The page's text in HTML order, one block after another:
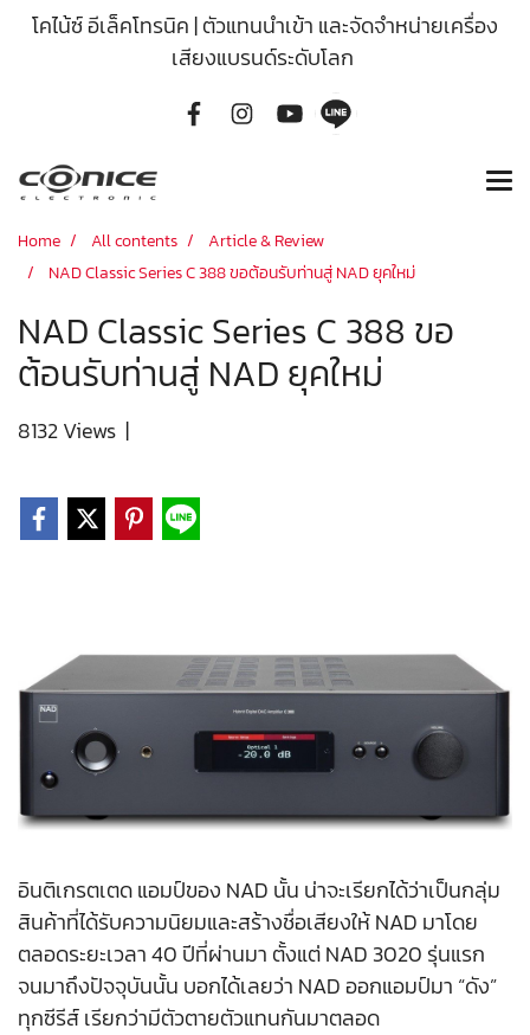
โคไน้ซ์ อีเล็คโทรนิค | ตัวแทนนำเข้า และจัดจำหน่ายเครื่อง
เสียงแบรนด์ระดับโลก
Home All contents
Article & Review
NAD Classic Series C 388 ขอต้อนรับท่านสู่ NAD ยุคใหม่
NAD Classic Series C 388 ขอ
ต้อนรับท่านสู่ NAD ยุคใหม่
8132 Views |
อินติเกรตเตด แอมป์ของ NAD นั้น น่าจะเรียกได้ว่าเป็นกลุ่ม
สินค้าที่ได้รับความนิยมและสร้างชื่อเสียงให้ NAD มาโดย
ตลอดระยะเวลา 40 ปีที่ผ่านมา ตั้งแต่ NAD 3020 รุ่นแรก
จนมาถึงปัจจุบันนั้น บอกได้เลยว่า NAD ออกแอมป์มา “ดัง”
ทุกซีรีส์ เรียกว่ามีตัวตายตัวแทนกันมาตลอด